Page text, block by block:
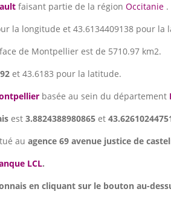
faisant partie de la région Occitanie .
la longitude et 43.6134409138 pour la
de Montpellier est de 5710.97 km2.
et 43.6183 pour la latitude.
basée au sein du département
est 3.8824388980865 et
au agence 69 avenue justice de
LCL.
en cliquant sur le bouton au-